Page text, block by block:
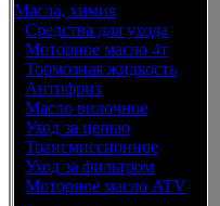
Масла, химия
Средства для ухода
Моторное масло 4т
Тормозная жидкость
Антифриз
Масло вилочное
Уход за цепью
Трансмиссионное
Уход за фильтром
Моторное масло ATV